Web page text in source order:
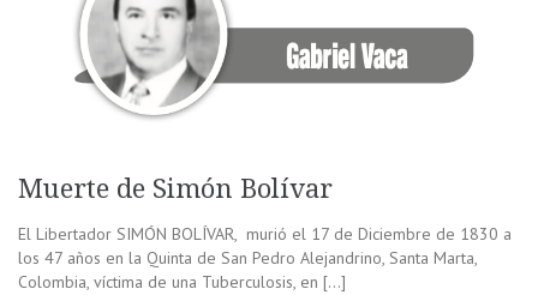
Muerte de Simón Bolívar
El Libertador SIMÓN BOLÍVAR, murió el 17 de Diciembre de 1830 a
los 47 años en la Quinta de San Pedro Alejandrino, Santa Marta,
Colombia, víctima de una Tuberculosis, en […]